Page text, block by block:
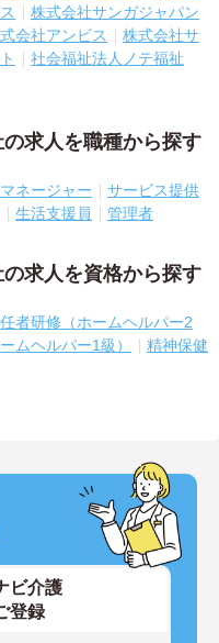
株式会社サンガジャパン
会社アンビス
株式会社サ
社会福祉法人ノテ福祉
求人を職種から探す
ネージャー
サービス提供
生活支援員 管理者
求人を資格から探す
者研修（ホームヘルパー2
ムヘルパー1級）
精神保健
ビ介護
登録